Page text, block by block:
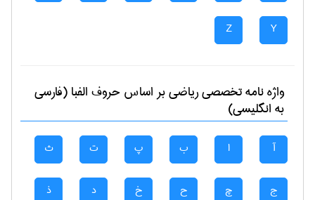
Y
Z
واژه نامه تخصصیرياضیبر اساس حروف الفبا (فارسی
به انگلیسی)
آ ا ب پ ت ث
ج چ ح خ د ذ